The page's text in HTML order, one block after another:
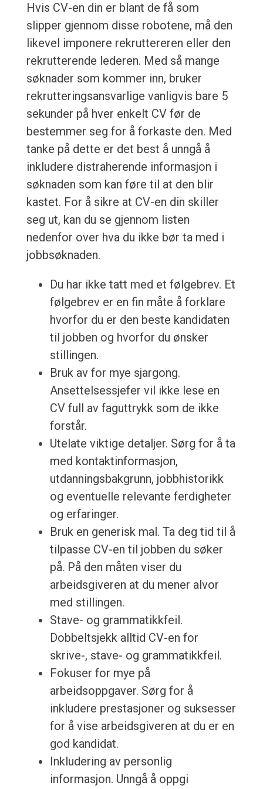
Hvis CV-en din er blant de få som
slipper gjennom disse robotene, må den
likevel imponere rekruttereren eller den
rekrutterende lederen. Med så mange
søknader som kommer inn, bruker
rekrutteringsansvarlige vanligvis bare 5
sekunder på hver enkelt CV før de
bestemmer seg for å forkaste den. Med
tanke på dette er det best å unngå å
inkludere distraherende informasjon i
søknaden som kan føre til at den blir
kastet. For å sikre at CV-en din skiller
seg ut, kan du se gjennom listen
nedenfor over hva du ikke bør ta med i
jobbsøknaden.
Du har ikke tatt med et følgebrev. Et
følgebrev er en fin måte å forklare
hvorfor du er den beste kandidaten
til jobben og hvorfor du ønsker
stillingen.
Bruk av for mye sjargong.
Ansettelsessjefer vil ikke lese en
CV full av faguttrykk som de ikke
forstår.
Utelate viktige detaljer. Sørg for å ta
med kontaktinformasjon,
utdanningsbakgrunn, jobbhistorikk
og eventuelle relevante ferdigheter
og erfaringer.
Bruk en generisk mal. Ta deg tid til å
tilpasse CV-en til jobben du søker
på. På den måten viser du
arbeidsgiveren at du mener alvor
med stillingen.
Stave- og grammatikkfeil.
Dobbeltsjekk alltid CV-en for
skrive-, stave- og grammatikkfeil.
Fokuser for mye på
arbeidsoppgaver. Sørg for å
inkludere prestasjoner og suksesser
for å vise arbeidsgiveren at du er en
god kandidat.
Inkludering av personlig
informasjon. Unngå å oppgi